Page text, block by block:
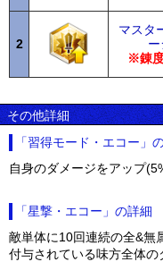
2
マスタ
ー
※錬
その他詳細
「習得モード・エコー」
自身のダメージをアップ
「星撃・エコー」の詳細
敵単体に10回連続の全&無
付与されている味方全体